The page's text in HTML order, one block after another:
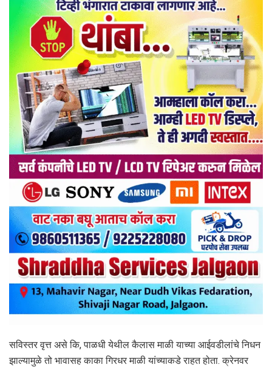
सविस्तर वृत्त असे कि, पाळधी येथील कैलास माळी याच्या आईवडीलांचे निधन
झाल्यामुळे तो भावासह काका गिरधर माळी यांच्याकडे राहत होता. क्रेनवर